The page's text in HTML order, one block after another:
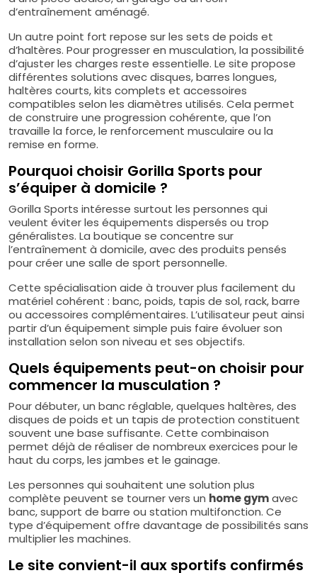
d’entraînement aménagé.
Un autre point fort repose sur les sets de poids et
d’haltères. Pour progresser en musculation, la possibilité
d’ajuster les charges reste essentielle. Le site propose
différentes solutions avec disques, barres longues,
haltères courts, kits complets et accessoires
compatibles selon les diamètres utilisés. Cela permet
de construire une progression cohérente, que l’on
travaille la force, le renforcement musculaire ou la
remise en forme.
Pourquoi choisir Gorilla Sports pour
s’équiper à domicile ?
Gorilla Sports intéresse surtout les personnes qui
veulent éviter les équipements dispersés ou trop
généralistes. La boutique se concentre sur
l’entraînement à domicile, avec des produits pensés
pour créer une salle de sport personnelle.
Cette spécialisation aide à trouver plus facilement du
matériel cohérent : banc, poids, tapis de sol, rack, barre
ou accessoires complémentaires. L’utilisateur peut ainsi
partir d’un équipement simple puis faire évoluer son
installation selon son niveau et ses objectifs.
Quels équipements peut-on choisir pour
commencer la musculation ?
Pour débuter, un banc réglable, quelques haltères, des
disques de poids et un tapis de protection constituent
souvent une base suffisante. Cette combinaison
permet déjà de réaliser de nombreux exercices pour le
haut du corps, les jambes et le gainage.
Les personnes qui souhaitent une solution plus
complète peuvent se tourner vers un home gymavec
banc, support de barre ou station multifonction. Ce
type d’équipement offre davantage de possibilités sans
multiplier les machines.
Le site convient-il aux sportifs confirmés